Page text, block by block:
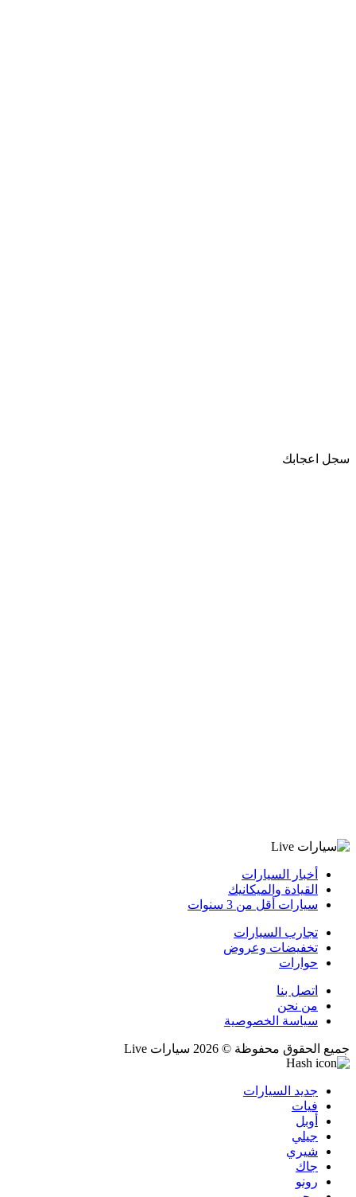
سجل اعجابك
أخبار السيارات
القيادة والميكانيك
سيارات أقل من 3 سنوات
تجارب السيارات
تخفيضات وعروض
حوارات
اتصل بنا
من نحن
سياسة الخصوصية
جميع الحقوق محفوظة © 2026 سيارات Live
جديد السيارات
فيات
أوبل
جيلي
شيري
جاك
رونو